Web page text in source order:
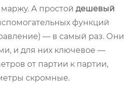
А простой дешевый
функций
— в самый раз. Они
и для них ключевое —
от партии к партии,
скромные.